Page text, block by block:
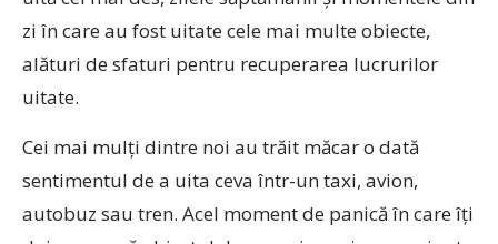
zi în care au fost uitate cele mai multe obiecte,
alături de sfaturi pentru recuperarea lucrurilor
uitate.
Cei mai mulți dintre noi au trăit măcar o dată
sentimentul de a uita ceva într-un taxi, avion,
autobuz sau tren. Acel moment de panică în care îți